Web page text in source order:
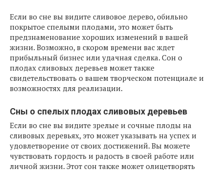
Если во сне вы видите сливовое дерево, обильно
покрытое спелыми плодами, это может быть
предзнаменование хороших изменений в вашей
жизни. Возможно, в скором времени вас ждет
прибыльный бизнес или удачная сделка. Сон о
плодах сливовых деревьев может также
свидетельствовать о вашем творческом потенциале и
возможностях для реализации.
Сны о спелых плодах сливовых деревьев
Если во сне вы видите зрелые и сочные плоды на
сливовых деревьях, это может указывать на успех и
удовлетворение от своих достижений. Вы можете
чувствовать гордость и радость в своей работе или
личной жизни. Этот сон также может олицетворять